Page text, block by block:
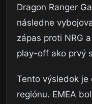
Dragon Ranger
následne
zápas proti NRG
play-off ako prvý
Tento výsledok je
regiónu. EMEA